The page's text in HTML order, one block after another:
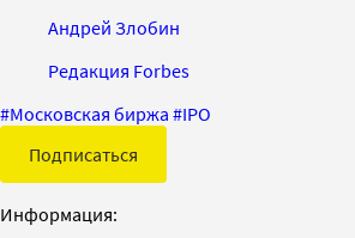
Андрей Злобин
Редакция Forbes
#Московская биржа #IPO
Подписаться
Информация: